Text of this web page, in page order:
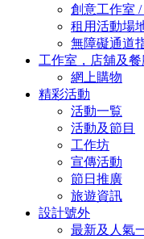
創意工作室
租用活動場
無障礙通道
工作室，店舖及餐
網上購物
精彩活動
活動一覧
活動及節目
工作坊
宣傳活動
節日推廣
旅遊資訊
設計號外
最新及人氣